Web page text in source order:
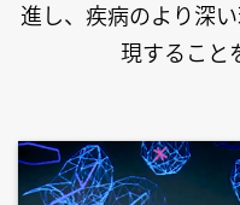
進し、疾病のより深
現すること